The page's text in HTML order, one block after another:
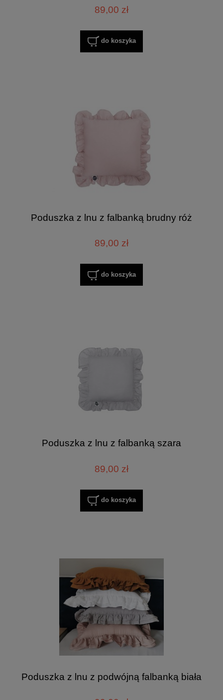
89,00 zł
do koszyka
Poduszka z lnu z falbanką brudny róż
89,00 zł
do koszyka
Poduszka z lnu z falbanką szara
89,00 zł
do koszyka
Poduszka z lnu z podwójną falbanką biała